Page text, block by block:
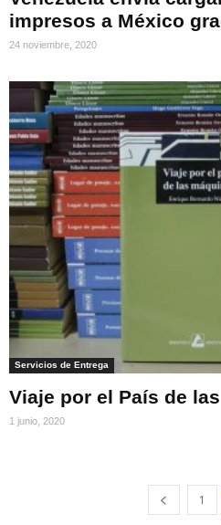
impresos a México
24 noviembre, 2020
Servicios de Entrega
Viaje por el País de
1 junio, 2020
1